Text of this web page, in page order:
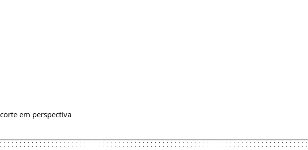
corte em perspectiva